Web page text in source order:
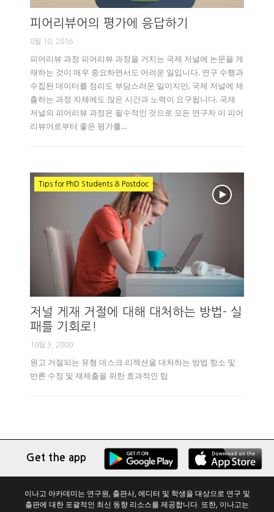
피어리뷰어의 평가에 응답하기
8월 10, 2016
피어리뷰 과정 피어리뷰 과정을 거치는 국제 저널에 논문을 게
재하는 것이 매우 중요하면서도 어려운 일입니다. 연구 수행과
수집된 데이터를 정리도 부담스러운 일이지만, 국제 저널에 제
출하는 과정 자체에도 많은 시간과 노력이 요구됩니다. 국제
저널의 피어리뷰 과정은 필수적인 것으로 모든 연구자 이 피어
리뷰어로부터 좋은 평가를…
Tips for PhD Students & Postdoc
저널 게재 거절에 대해 대처하는 방법- 실
패를 기회로!
10월 3, 2000
원고 거절되는 유형 데스크 리젝션을 대처하는 방법 항소 및
반론 수정 및 재제출을 위한 효과적인 팁
Get the app
이나고 아카데미는 연구원, 출판사, 에디터 및 학생을 대상으로 연구 및
출판에 대한 포괄적인 최신 동향 리소스를 제공합니다. 또한, 이나고는